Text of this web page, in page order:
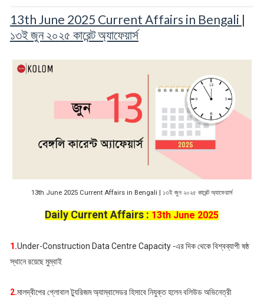
13th June 2025 Current Affairs in Bengali |
১৩ই জুন ২০২৫ কারেন্ট অ্যাফেয়ার্স
13th June 2025 Current Affairs in Bengali | ১৩ই জুন ২০২৫ কারেন্ট অ্যাফেয়ার্স
Daily Current Affairs :13th June 2025
1.Under-Construction Data Centre Capacity -এর দিক থেকে বিশ্বব্যাপী ষষ্ঠ
স্থানে রয়েছে মুম্বাই
2.মালদ্বীপের গ্লোবাল ট্যুরিজম অ্যাম্বাসেডর হিসাবে নিযুক্ত হলেন বলিউড অভিনেত্রী